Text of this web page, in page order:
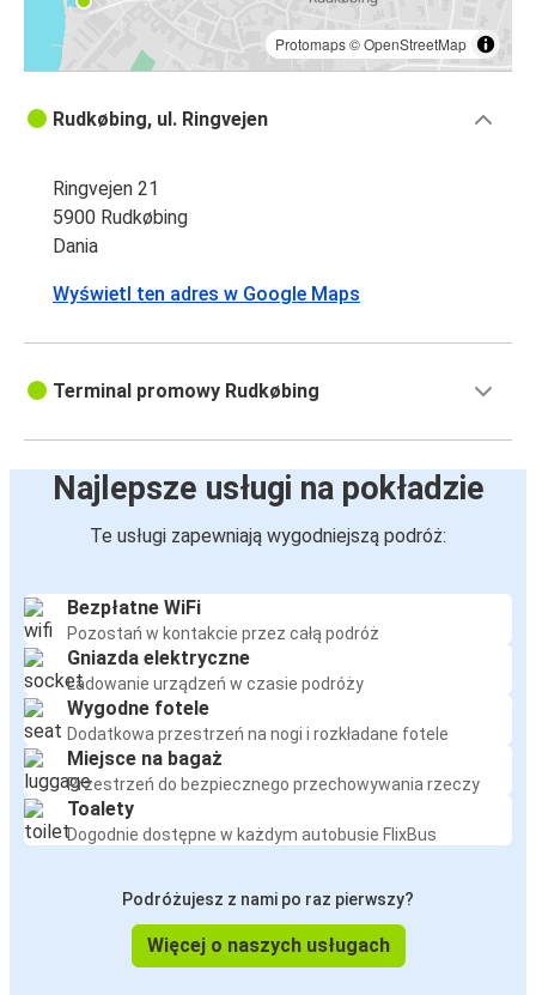
Protomaps©OpenStreetMap
Rudkøbing, ul. Ringvejen
Ringvejen 21
5900 Rudkøbing
Dania
Wyświetl ten adres w Google Maps
Terminal promowy Rudkøbing
Najlepsze usługi na pokładzie
Te usługi zapewniają wygodniejszą podróż:
Bezpłatne WiFi
Pozostań w kontakcie przez całą podróż
Gniazda elektryczne
Ładowanie urządzeń w czasie podróży
Wygodne fotele
Dodatkowa przestrzeń na nogi i rozkładane fotele
Miejsce na bagaż
Przestrzeń do bezpiecznego przechowywania rzeczy
Toalety
Dogodnie dostępne w każdym autobusie FlixBus
Podróżujesz z nami po raz pierwszy?
Więcej o naszych usługach